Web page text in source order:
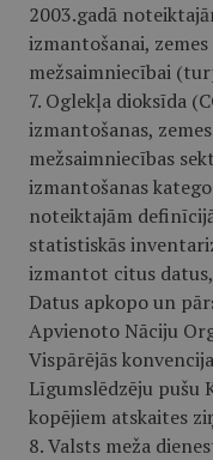
2003.gadā
izmantošanai,
mežsaimniecībai
7. Oglekļa dioksīda
izmantošanas,
mežsaimniecības
izmantošanas
noteiktajām
statistiskās
izmantot citus
Datus apkopo un
Apvienoto Nāciju
Vispārējās
Līgumslēdzēju pušu
kopējiem atskaites
8. Valsts meža